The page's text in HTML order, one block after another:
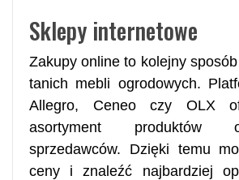
Sklepy internetowe
Zakupy online to kolejny
tanich mebli ogrodowych.
Allegro, Ceneo czy OLX
asortyment produktów
sprzedawców. Dzięki temu
ceny i znaleźć najbardziej